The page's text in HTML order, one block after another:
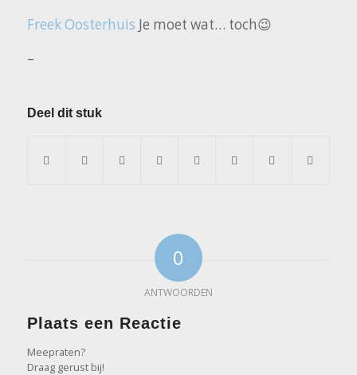
Freek Oosterhuis Je moet wat… toch😉
–
Deel dit stuk
0
ANTWOORDEN
Plaats een Reactie
Meepraten?
Draag gerust bij!